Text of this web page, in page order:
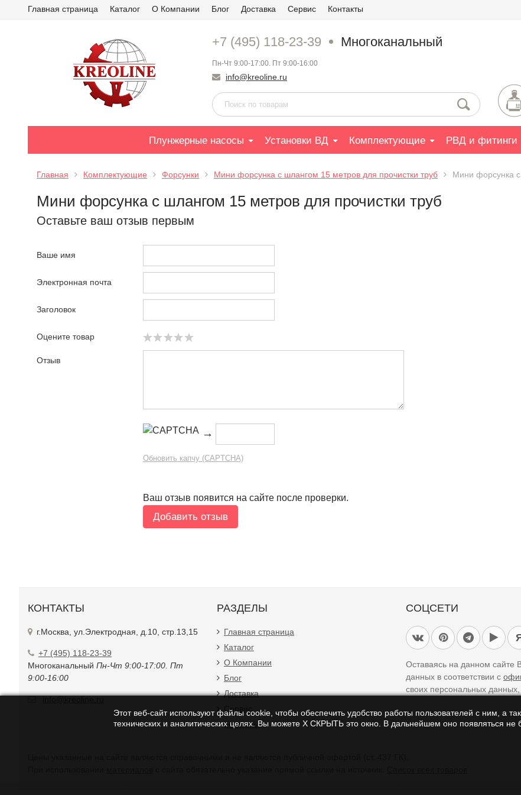
Главная страница Каталог О Компании Блог Доставка Сервис Контакты
+7 (495) 118-23-39 Многоканальный
Пн-Чт 9:00-17:00. Пт 9:00-16:00
info@kreoline.ru
Плунжерные насосы Установки ВД Комплектующие РВД и фитинги
Главная Комплектующие Форсунки Мини форсунка с шлангом 15 метров для прочистки труб Мини форсунка
Мини форсунка с шлангом 15 метров для прочистки труб
Оставьте ваш отзыв первым
Ваше имя
Электронная почта
Заголовок
Оцените товар
Отзыв
→
Обновить капчу (CAPTCHA)
Ваш отзыв появится на сайте после проверки.
КОНТАКТЫ
г.Москва, ул.Электродная, д.10, стр.13,15
+7 (495) 118-23-39
Многоканальный Пн-Чт 9:00-17:00. Пт
9:00-16:00
РАЗДЕЛЫ
Главная страница
Каталог
О Компании
Блог
Доставка
Сервис
Контакты
СОЦСЕТИ
Оставаясь на данном сайте
данных в соответствии с
своих персональных
Этот веб-сайт используют файлы cookie, чтобы обеспечить удобство работы пользователей с ним, а
технических и аналитических целях. Вы можете Х СКРЫТЬ это окно. В дальнейшем оно появляться не